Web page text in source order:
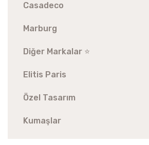
Casadeco
Marburg
Diğer Markalar ⭐️
Elitis Paris
Özel Tasarım
Kumaşlar